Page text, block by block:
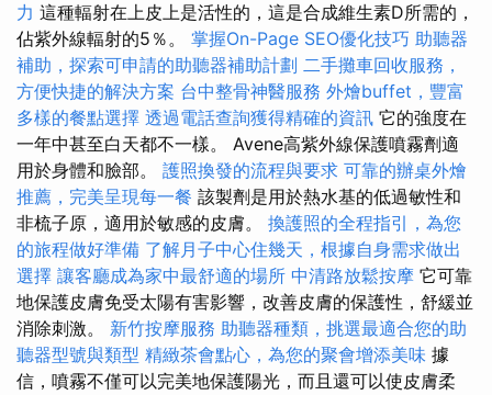
力 這種輻射在上皮上是活性的，這是合成維生素D所需的，
佔紫外線輻射的5％。 掌握On-Page SEO優化技巧 助聽器
補助，探索可申請的助聽器補助計劃 二手攤車回收服務，
方便快捷的解決方案 台中整骨神醫服務 外燴buffet，豐富
多樣的餐點選擇 透過電話查詢獲得精確的資訊 它的強度在
一年中甚至白天都不一樣。 Avene高紫外線保護噴霧劑適
用於身體和臉部。 護照換發的流程與要求 可靠的辦桌外燴
推薦，完美呈現每一餐 該製劑是用於熱水基的低過敏性和
非梳子原，適用於敏感的皮膚。 換護照的全程指引，為您
的旅程做好準備 了解月子中心住幾天，根據自身需求做出
選擇 讓客廳成為家中最舒適的場所 中清路放鬆按摩 它可靠
地保護皮膚免受太陽有害影響，改善皮膚的保護性，舒緩並
消除刺激。 新竹按摩服務 助聽器種類，挑選最適合您的助
聽器型號與類型 精緻茶會點心，為您的聚會增添美味 據
信，噴霧不僅可以完美地保護陽光，而且還可以使皮膚柔